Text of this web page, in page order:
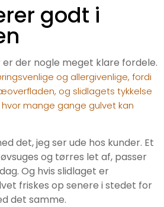
godt i
der nogle meget klare fordele.
og allergivenlige, fordi
og slidlagets tykkelse
mange gange gulvet kan
det, jeg ser ude hos kunder. Et
og tørres let af, passer
Og hvis slidlaget er
friskes op senere i stedet for
det samme.